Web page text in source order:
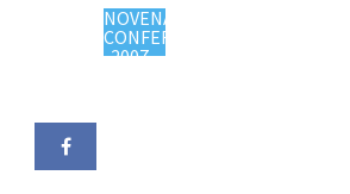
NOVENA
CONFERENCIA
2007 -